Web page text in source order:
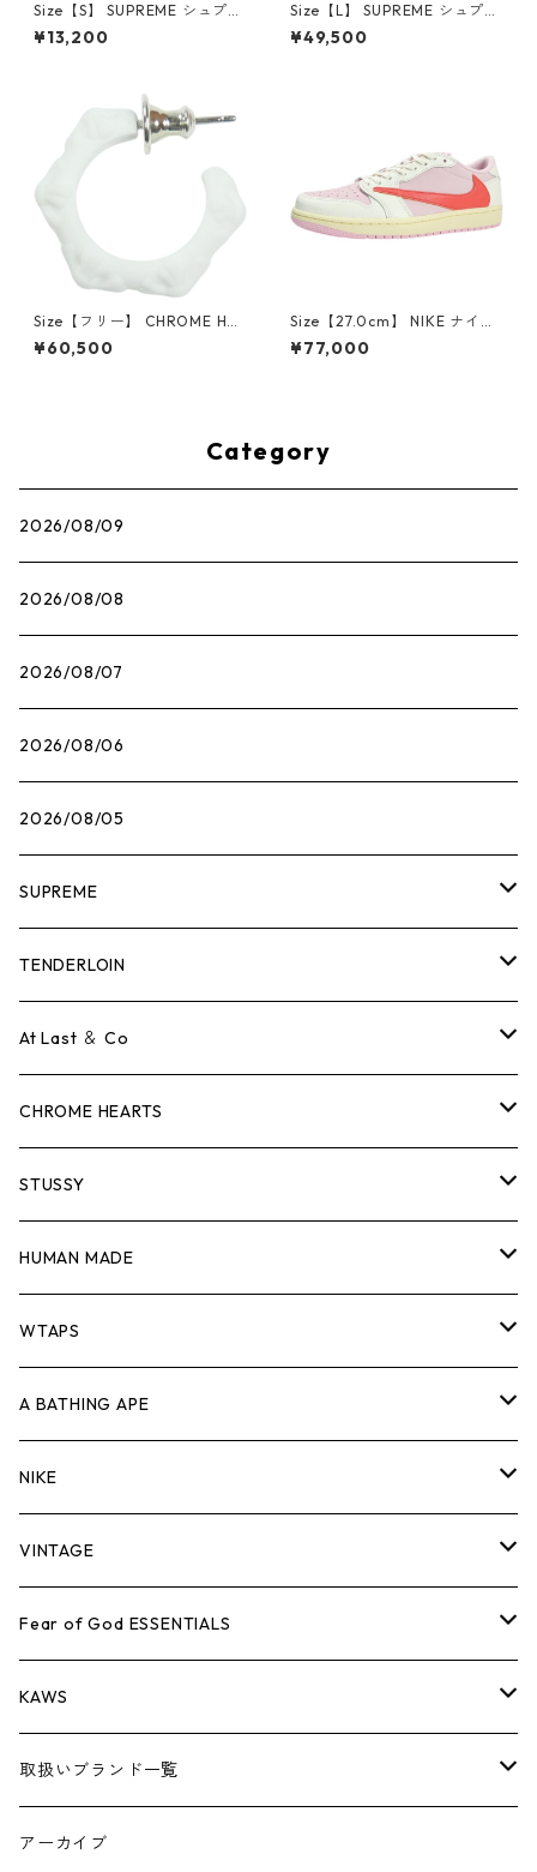
Size【S】 SUPREME シュプリ
ーム S/S Pocket Tee White T
シャツ 白 【新古品・未使用
¥13,200
Size【L】 SUPREME シュプリ
ーム ×Number (N)ine 25FW
Hooded Flannel Shirt Blue
¥49,500
Size【フリー】 CHROME HEA
RTS クロム・ハーツ CH Cross
SINGLE Hoop Earring WHITE
¥60,500
Size【27.0cm】 NIKE ナイキ
×Travis Scott AIR JORDAN 1
LOW OG SP Muslin/Shy Pink
¥77,000
Category
2026/08/09
2026/08/08
2026/08/07
2026/08/06
2026/08/05
SUPREME
Tシャツ
ロンTEE
スウェット/ニット
シャツ
ジャケット
パンツ
キャップ・ハット
バッグ
シューズ
小物
コラボレーション
×THE NORTH FACE
×COMME des GARCONS
シーズンアイテム
26SS
BOX LOGOアイテム
TENDERLOIN
Tシャツ
ロンTEE
スウェット/ニット
シャツ
ジャケット
パンツ
キャップ・ハット
バッグ
シューズ
小物
At Last ＆ Co
Tシャツ
ロンTEE
スウェット/ニット
シャツ
ジャケット
パンツ
キャップ・ハット
バッグ
シューズ
小物
CHROME HEARTS
Tシャツ
ロンTEE
スウェット/ニット
シャツ
ジャケット
パンツ
キャップ・ハット
バッグ
シューズ
小物
STUSSY
Tシャツ
ロンTEE
スウェット/ニット
シャツ
ジャケット
パンツ
キャップ・ハット
バッグ
シューズ
HUMAN MADE
Tシャツ
ロンT
スウェット/ニット
シャツ
ジャケット
パンツ
キャップ
バッグ
WTAPS
Tシャツ
ロンTEE
スウェット/ニット
シャツ
ジャケット
パンツ
キャップ・ハット
A BATHING APE
Tシャツ
ロンTEE
スウェット/ニット
シャツ
ジャケット
パンツ
NIKE
シューズ
AIR JORDAN 1
AIR JORDAN 3
アパレル・小物
VINTAGE
Tシャツ
ロンTEE
スウェット/ニット
ジャケット
Fear of God ESSENTIALS
Tシャツ
ロンTEE
スウェット/ニット
KAWS
アパレル
小物
取扱いブランド一覧
A
アーカイブ